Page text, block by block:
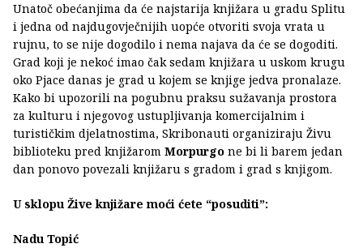
Unatoč obećanjima da će najstarija knjižara u gradu Splitu
i jedna od najdugovječnijih uopće otvoriti svoja vrata u
rujnu, to se nije dogodilo i nema najava da će se dogoditi.
Grad koji je nekoć imao čak sedam knjižara u uskom krugu
oko Pjace danas je grad u kojem se knjige jedva pronalaze.
Kako bi upozorili na pogubnu praksu sužavanja prostora
za kulturu i njegovog ustupljivanja komercijalnim i
turističkim djelatnostima, Skribonauti organiziraju Živu
biblioteku pred knjižarom Morpurgo ne bi li barem jedan
dan ponovo povezali knjižaru s gradom i grad s knjigom.
U sklopu Žive knjižare moći ćete “posuditi”:
Nadu Topić